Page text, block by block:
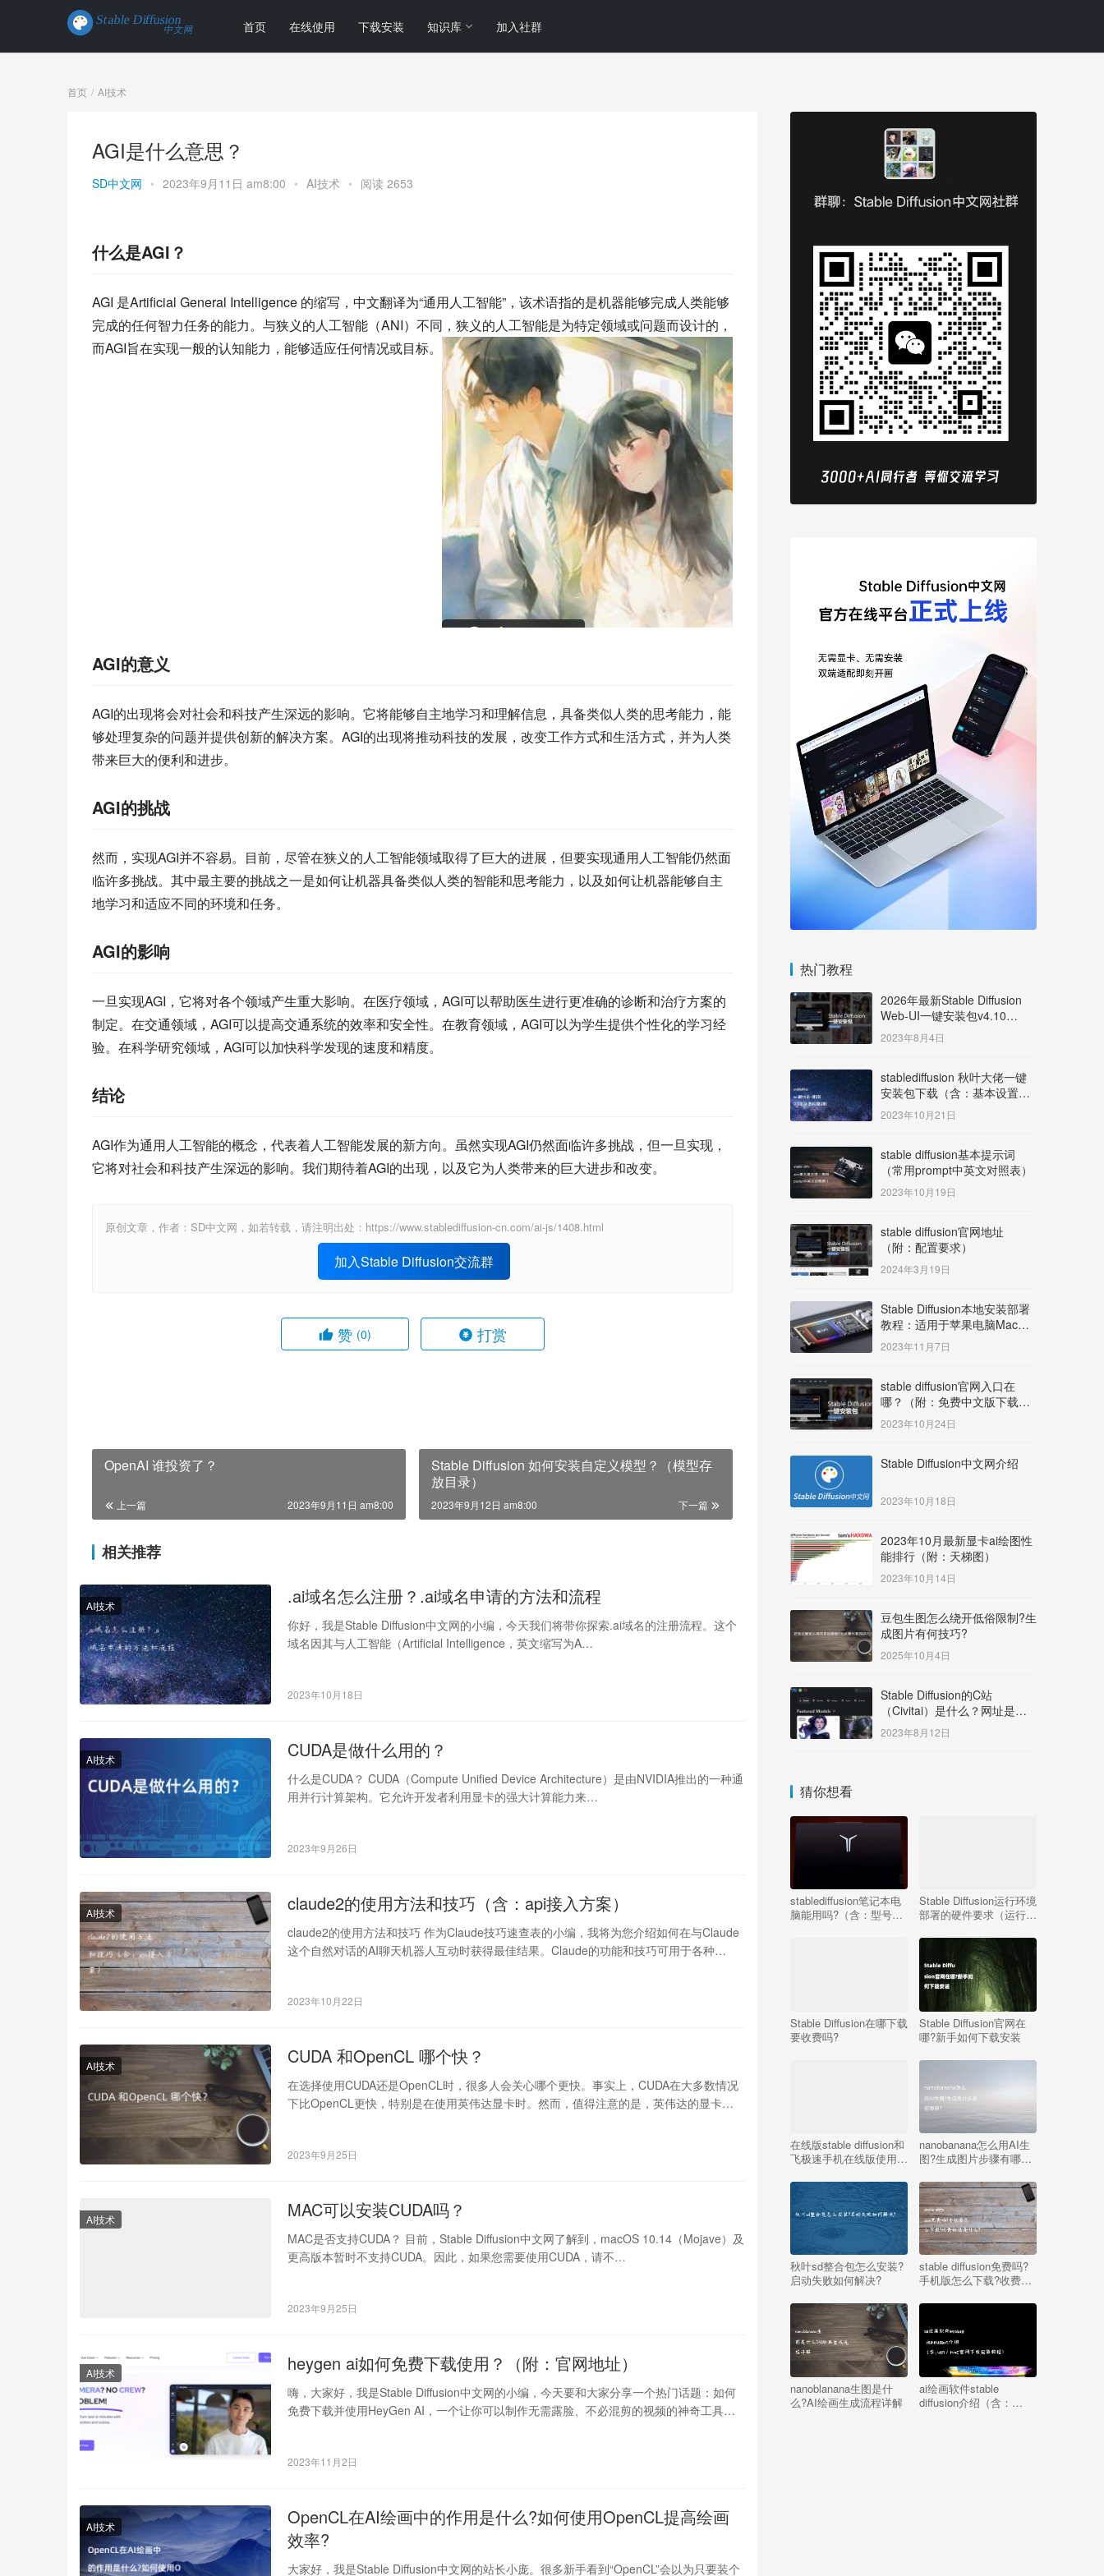
首页 在线使用 下载安装 知识库 加入社群
首页 AI技术
AGI是什么意思？
SD中文网 • 2023年9月11日 am8:00 • AI技术 • 阅读 2653
什么是AGI？
AGI 是Artificial General Intelligence 的缩写，中文翻译为“通用人工智能”，该术语指的是机器能够完成人类能够
完成的任何智力任务的能力。与狭义的人工智能（ANI）不同，狭义的人工智能是为特定领域或问题而设计的，
而AGI旨在实现一般的认知能力，能够适应任何情况或目标。
AGI的意义
AGI的出现将会对社会和科技产生深远的影响。它将能够自主地学习和理解信息，具备类似人类的思考能力，能
够处理复杂的问题并提供创新的解决方案。AGI的出现将推动科技的发展，改变工作方式和生活方式，并为人类
带来巨大的便利和进步。
AGI的挑战
然而，实现AGI并不容易。目前，尽管在狭义的人工智能领域取得了巨大的进展，但要实现通用人工智能仍然面
临许多挑战。其中最主要的挑战之一是如何让机器具备类似人类的智能和思考能力，以及如何让机器能够自主
地学习和适应不同的环境和任务。
AGI的影响
一旦实现AGI，它将对各个领域产生重大影响。在医疗领域，AGI可以帮助医生进行更准确的诊断和治疗方案的
制定。在交通领域，AGI可以提高交通系统的效率和安全性。在教育领域，AGI可以为学生提供个性化的学习经
验。在科学研究领域，AGI可以加快科学发现的速度和精度。
结论
AGI作为通用人工智能的概念，代表着人工智能发展的新方向。虽然实现AGI仍然面临许多挑战，但一旦实现，
它将对社会和科技产生深远的影响。我们期待着AGI的出现，以及它为人类带来的巨大进步和改变。
原创文章，作者：SD中文网，如若转载，请注明出处：https://www.stablediffusion-cn.com/ai-js/1408.html
加入Stable Diffusion交流群
赞 (0) 打赏
OpenAI 谁投资了？
上一篇 2023年9月11日 am8:00
Stable Diffusion 如何安装自定义模型？（模型存
放目录）
下一篇
2023年9月12日 am8:00
相关推荐
AI技术 .ai域名怎么注册？.ai域名申请的方法和流程
你好，我是Stable Diffusion中文网的小编，今天我们将带你探索.ai域名的注册流程。这个
域名因其与人工智能（Artificial Intelligence，英文缩写为A…
2023年10月18日
AI技术 CUDA是做什么用的？
什么是CUDA？ CUDA（Compute Unified Device Architecture）是由NVIDIA推出的一种通
用并行计算架构。它允许开发者利用显卡的强大计算能力来…
2023年9月26日
AI技术 claude2的使用方法和技巧（含：api接入方案）
claude2的使用方法和技巧 作为Claude技巧速查表的小编，我将为您介绍如何在与Claude
这个自然对话的AI聊天机器人互动时获得最佳结果。Claude的功能和技巧可用于各种…
2023年10月22日
AI技术 CUDA 和OpenCL 哪个快？
在选择使用CUDA还是OpenCL时，很多人会关心哪个更快。事实上，CUDA在大多数情况
下比OpenCL更快，特别是在使用英伟达显卡时。然而，值得注意的是，英伟达的显卡也
2023年9月25日
AI技术 MAC可以安装CUDA吗？
MAC是否支持CUDA？ 目前，Stable Diffusion中文网了解到，macOS 10.14（Mojave）及
更高版本暂时不支持CUDA。因此，如果您需要使用CUDA，请不…
2023年9月25日
AI技术 heygen ai如何免费下载使用？（附：官网地址）
嗨，大家好，我是Stable Diffusion中文网的小编，今天要和大家分享一个热门话题：如何
免费下载并使用HeyGen AI，一个让你可以制作无需露脸、不必混剪的视频的神奇工具…
2023年11月2日
AI技术
OpenCL在AI绘画中的作用是什么?如何使用OpenCL提高绘画
效率?
大家好，我是Stable Diffusion中文网的站长小庞。很多新手看到“OpenCL”会以为只要装个
热门教程
2026年最新Stable Diffusion
Web-UI一键安装包v4.10
Windows版【支持50系显卡】
2023年8月4日
stablediffusion 秋叶大佬一键
安装包下载（含：基本设置说
明）
2023年10月21日
stable diffusion基本提示词
（常用prompt中英文对照表）
2023年10月19日
stable diffusion官网地址
（附：配置要求）
2024年3月19日
Stable Diffusion本地安装部署
教程：适用于苹果电脑Mac
OS系统M系列芯片：
MacBook/iMac等
2023年11月7日
stable diffusion官网入口在
哪？（附：免费中文版下载安
装教程）
2023年10月24日
Stable Diffusion中文网介绍
2023年10月18日
2023年10月最新显卡ai绘图性
能排行（附：天梯图）
2023年10月14日
豆包生图怎么绕开低俗限制?生
成图片有何技巧?
2025年10月4日
Stable Diffusion的C站
（Civitai）是什么？网址是多
少？
2023年8月12日
猜你想看
stablediffusion笔记本电
脑能用吗?（含：型号推
Stable Diffusion运行环境
部署的硬件要求（运行
Stable Diffusion在哪下载
要收费吗?
Stable Diffusion官网在
哪?新手如何下载安装
在线版stable diffusion和
飞极速手机在线版使用有
nanobanana怎么用AI生
图?生成图片步骤有哪
秋叶sd整合包怎么安装?
启动失败如何解决?
stable diffusion免费吗?
手机版怎么下载?收费标
nanoblanana生图是什
么?AI绘画生成流程详解
ai绘画软件stable
diffusion介绍（含：